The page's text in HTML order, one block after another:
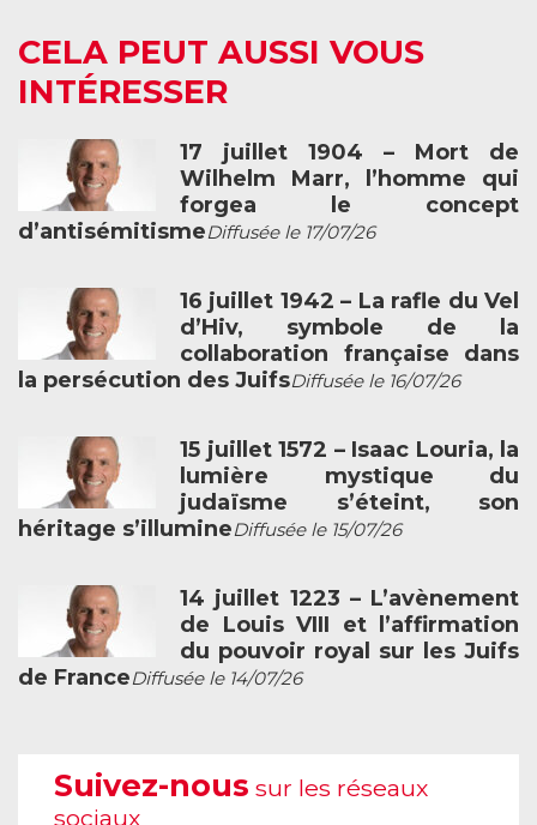
CELA PEUT AUSSI VOUS
INTÉRESSER
17 juillet 1904 – Mort de
Wilhelm Marr, l’homme qui
forgea le concept
d’antisémitismeDiffusée le 17/07/26
16 juillet 1942 – La rafle du Vel
d’Hiv, symbole de la
collaboration française dans
la persécution des JuifsDiffusée le 16/07/26
15 juillet 1572 – Isaac Louria, la
lumière mystique du
judaïsme s’éteint, son
héritage s’illumineDiffusée le 15/07/26
14 juillet 1223 – L’avènement
de Louis VIII et l’affirmation
du pouvoir royal sur les Juifs
de FranceDiffusée le 14/07/26
Suivez-nous sur les réseaux
sociaux